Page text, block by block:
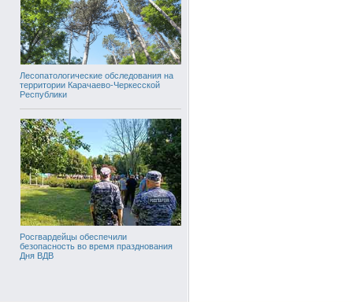
Лесопатологические обследования на
территории Карачаево-Черкесской
Республики
Росгвардейцы обеспечили
безопасность во время празднования
Дня ВДВ